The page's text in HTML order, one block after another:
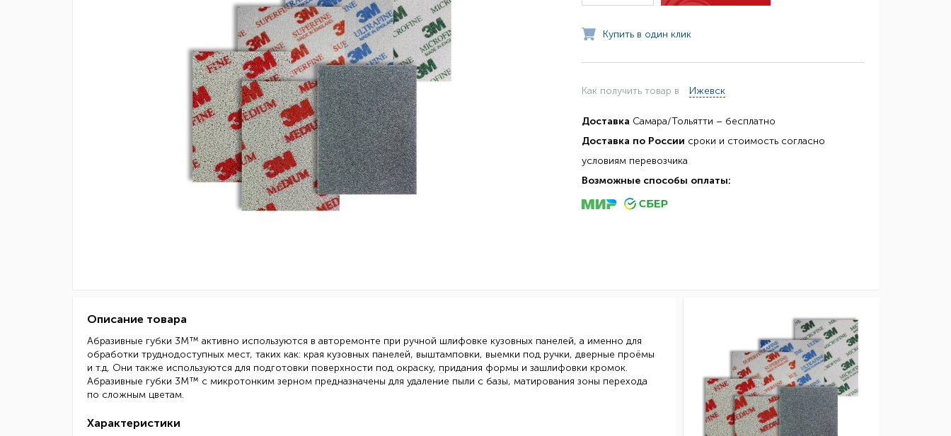
Купить в один клик
Как получить товар в Ижевск
Доставка Самара/Тольятти – бесплатно
Доставка по России сроки и стоимость согласно
условиям перевозчика
Возможные способы оплаты:
Описание товара
Абразивные губки 3M™ активно используются в авторемонте при ручной шлифовке кузовных панелей, а именно для
обработки труднодоступных мест, таких как: края кузовных панелей, выштамповки, выемки под ручки, дверные проёмы
и т.д. Они также используются для подготовки поверхности под окраску, придания формы и зашлифовки кромок.
Абразивные губки 3M™ с микротонким зерном предназначены для удаление пыли с базы, матирования зоны перехода
по сложным цветам.
Характеристики